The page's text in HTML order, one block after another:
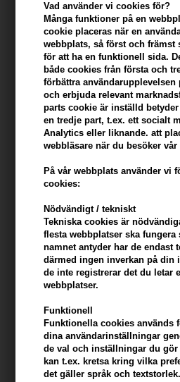
Vad använder vi cookies för?
Många funktioner på en
cookie placeras när en
webbplats, så först och
för att ha en funktionell sida.
både cookies från första och
förbättra användarupplevelsen
och erbjuda relevant
parts cookie är inställd
en tredje part, t.ex. ett socialt
Analytics eller liknande. att
webbläsare när du besöker vår
På vår webbplats använder vi
cookies:
Nödvändigt / tekniskt
Tekniska cookies är
flesta webbplatser ska fungera
namnet antyder har de endast
därmed ingen inverkan på din
de inte registrerar det du letar
webbplatser.
Funktionell
Funktionella cookies används
dina användarinställningar
de val och inställningar du gör
kan t.ex. kretsa kring vilka
det gäller språk och textstorlek.
I lager- Leveranstid: 2-3
Du tjänar 9 Bonuskronor på köp
konto
KÖP FÖR YTTERLIGARE 499,00 SEK
Beskrivning Recensioner
Loreal Tecni Art Volume Refresh är
Egenskaper
Detta torra schampo är osynligt i
Uppfriskar håret när det inte finns tid
Du använder Dry Shampoo så här
- Spraya i håret från 15-30 cm avstånd
- Dra fingrarna genom håret
Innehåll: 200 ml